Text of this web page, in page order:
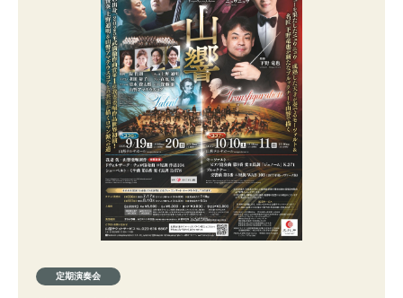
定期演奏会